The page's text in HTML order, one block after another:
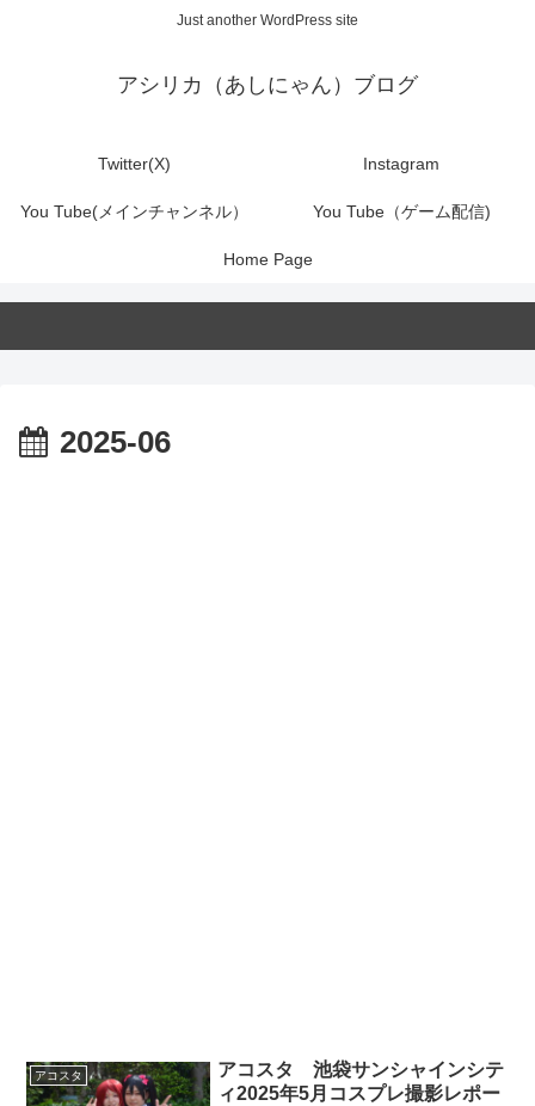
Just another WordPress site
アシリカ（あしにゃん）ブログ
Twitter(X) Instagram
You Tube(メインチャンネル） You Tube（ゲーム配信)
Home Page
2025-06
アコスタ
アコスタ 池袋サンシャインシテ
ィ2025年5月コスプレ撮影レポー